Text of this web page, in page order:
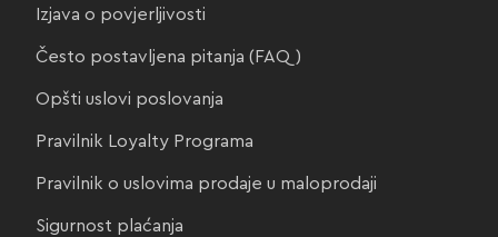
Izjava o povjerljivosti
Često postavljena pitanja (FAQ)
Opšti uslovi poslovanja
Pravilnik Loyalty Programa
Pravilnik o uslovima prodaje u maloprodaji
Sigurnost plaćanja